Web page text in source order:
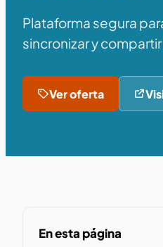
Plataforma segura
sincronizar y
Ver oferta
En esta página